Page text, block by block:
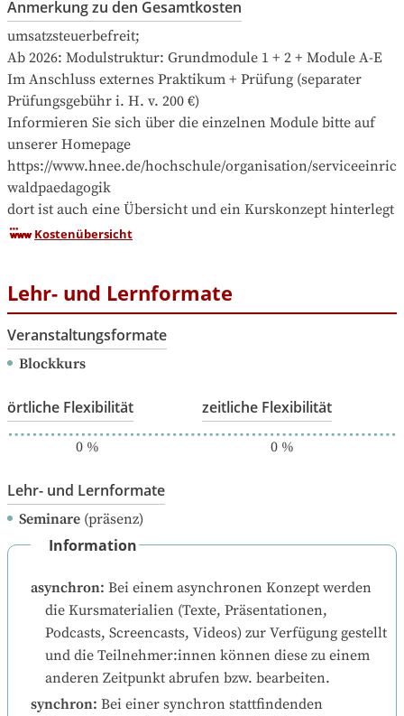
Anmerkung zu den Gesamtkosten
umsatzsteuerbefreit;
Ab 2026: Modulstruktur: Grundmodule 1 + 2 + Module A-E
Im Anschluss externes Praktikum + Prüfung (separater
Prüfungsgebühr i. H. v. 200 €)
Informieren Sie sich über die einzelnen Module bitte auf
unserer Homepage
https://www.hnee.de/hochschule/organisation/
waldpaedagogik
dort ist auch eine Übersicht und ein Kurskonzept hinterlegt
Kostenübersicht
Lehr- und Lernformate
Veranstaltungsformate
Blockkurs
örtliche Flexibilität
0%
zeitliche Flexibilität
0%
Lehr- und Lernformate
Seminare (präsenz)
Information
asynchron: Bei einem asynchronen Konzept werden
die Kursmaterialien (Texte, Präsentationen,
Podcasts, Screencasts, Videos) zur Verfügung gestellt
und die Teilnehmer:innen können diese zu einem
anderen Zeitpunkt abrufen bzw. bearbeiten.
synchron: Bei einer synchron stattfindenden